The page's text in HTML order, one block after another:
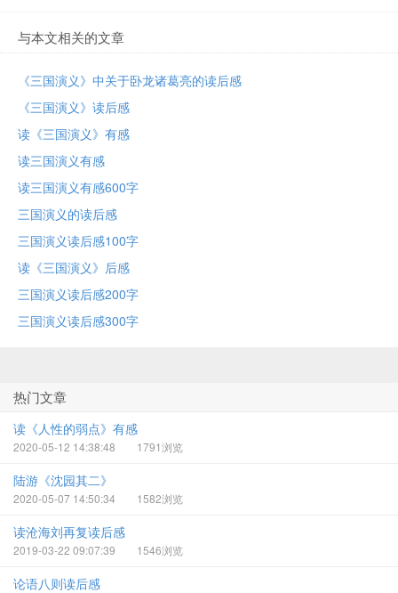
与本文相关的文章
《三国演义》中关于卧龙诸葛亮的读后感
《三国演义》读后感
读《三国演义》有感
读三国演义有感
读三国演义有感600字
三国演义的读后感
三国演义读后感100字
读《三国演义》后感
三国演义读后感200字
三国演义读后感300字
热门文章
读《人性的弱点》有感
2020-05-12 14:38:48 1791浏览
陆游《沈园其二》
2020-05-07 14:50:34 1582浏览
读沧海刘再复读后感
2019-03-22 09:07:39 1546浏览
论语八则读后感